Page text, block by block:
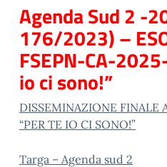
Agenda Sud 2 -
176/2023) –
FSEPN-CA-
io ci sono!”
DISSEMINAZIONE FINALE
“PER TE IO CI SONO!”
Targa – Agenda sud 2